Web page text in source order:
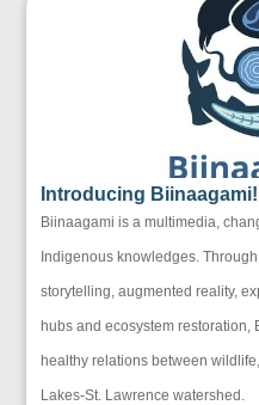
Introducing Biinaagami!
Biinaagami is a multimedia,
Indigenous knowledges.
storytelling, augmented reality,
hubs and ecosystem restoration,
healthy relations between
Lakes-St. Lawrence watershed.